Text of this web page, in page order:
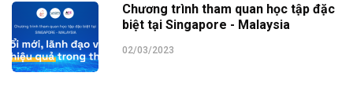
Chương trình tham quan học tập đặc
biệt tại Singapore - Malaysia
02/03/2023